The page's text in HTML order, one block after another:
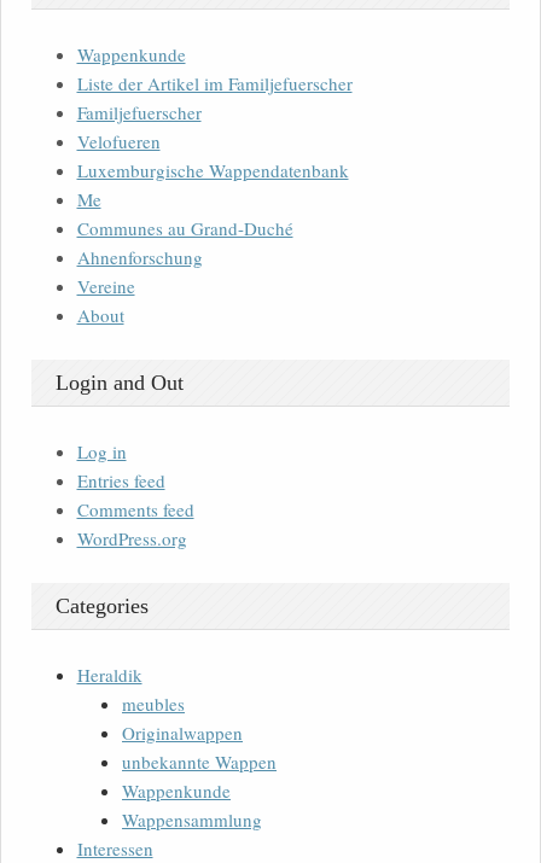
Wappenkunde
Liste der Artikel im Familjefuerscher
Familjefuerscher
Velofueren
Luxemburgische Wappendatenbank
Me
Communes au Grand-Duché
Ahnenforschung
Vereine
About
Login and Out
Log in
Entries feed
Comments feed
WordPress.org
Categories
Heraldik
meubles
Originalwappen
unbekannte Wappen
Wappenkunde
Wappensammlung
Interessen